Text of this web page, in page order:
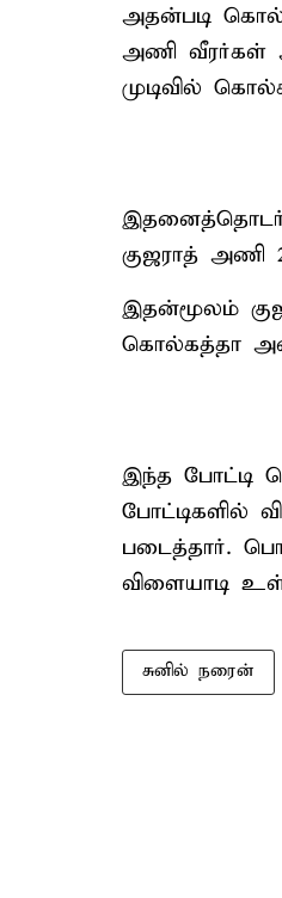
அதன்படி
அணி வீரர்கள்
முடிவில்
குஜராத் அணி
இதன்மூலம்
கொல்கத்தா
இந்த போட்டி
போட்டிகளில்
படைத்தார்.
விளையாடி
சுனில் நரைன்